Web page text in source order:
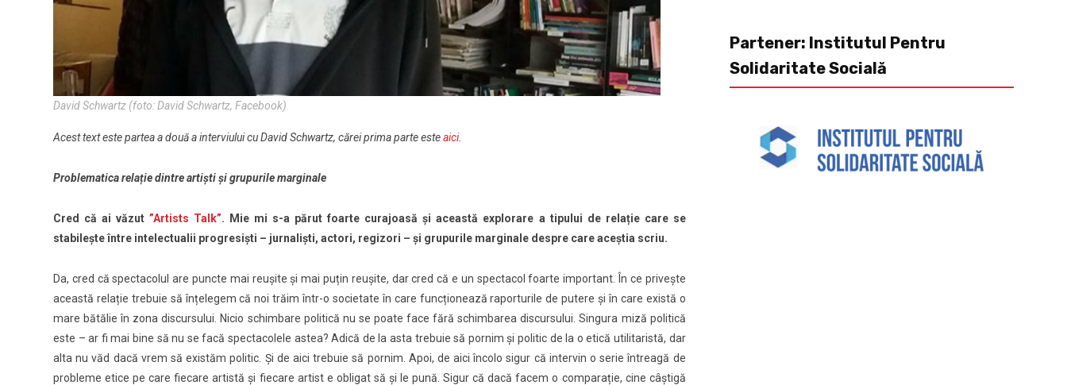
David Schwartz (foto: David Schwartz, Facebook)
Acest text este partea a două a interviului cu David Schwartz, cărei prima parte esteaici.
Problematica relație dintre artiști și grupurile marginale
Cred că ai văzut”Artists Talk”. Mie mi s-a părut foarte curajoasă și această explorare a tipului de relație care se
stabilește între intelectualii progresiști – jurnaliști, actori, regizori – și grupurile marginale despre care aceștia scriu.
Da, cred că spectacolul are puncte mai reușite și mai puțin reușite, dar cred că e un spectacol foarte important. În ce privește
această relație trebuie să înțelegem că noi trăim într-o societate în care funcționează raporturile de putere și în care există o
mare bătălie în zona discursului. Nicio schimbare politică nu se poate face fără schimbarea discursului.Singura miză politică
este – ar fi mai bine să nu se facă spectacolele astea? Adică de la asta trebuie să pornim și politic de la o etică utilitaristă, dar
alta nu văd dacă vrem să existăm politic. Și de aici trebuie să pornim. Apoi, de aici încolo sigur că intervin o serie întreagă de
probleme etice pe care fiecare artistă și fiecare artist e obligat să și le pună. Sigur că dacă facem o comparație, cine câștigă
Partener: Institutul Pentru
Solidaritate Socială